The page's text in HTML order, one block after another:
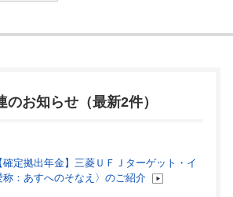
のお知らせ（最新2件）
確定拠出年金】三菱ＵＦＪターゲット・イ
：あすへのそなえ〉のご紹介